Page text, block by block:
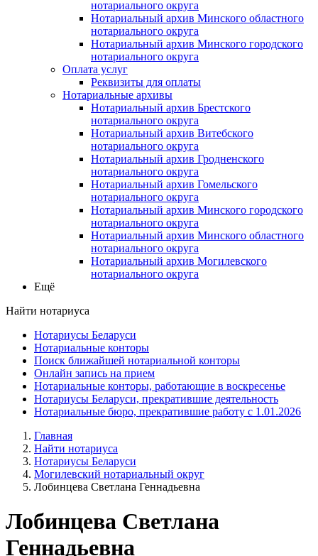
нотариального округа
Нотариальный архив Минского областного
нотариального округа
Нотариальный архив Минского городского
нотариального округа
Оплата услуг
Реквизиты для оплаты
Нотариальные архивы
Нотариальный архив Брестского
нотариального округа
Нотариальный архив Витебского
нотариального округа
Нотариальный архив Гродненского
нотариального округа
Нотариальный архив Гомельского
нотариального округа
Нотариальный архив Минского городского
нотариального округа
Нотариальный архив Минского областного
нотариального округа
Нотариальный архив Могилевского
нотариального округа
Ещё
Найти нотариуса
Нотариусы Беларуси
Нотариальные конторы
Поиск ближайшей нотариальной конторы
Онлайн запись на прием
Нотариальные конторы, работающие в воскресенье
Нотариусы Беларуси, прекратившие деятельность
Нотариальные бюро, прекратившие работу с 1.01.2026
Главная
Найти нотариуса
Нотариусы Беларуси
Могилевский нотариальный округ
Лобинцева Светлана Геннадьевна
Лобинцева Светлана
Геннадьевна